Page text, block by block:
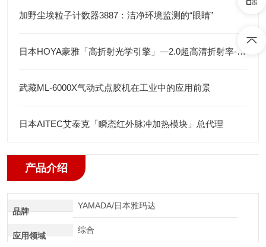
加野尘埃粒子计数器3887：洁净环境监测的“眼睛”
日本HOYA豪雅「高折射光学引擎」—2.0超高清折射率-总代理藤田光学
武藏ML-6000X气动式点胶机在工业中的应用前景
日本AITEC艾泰克「瞬态红外脉冲加热模块」总代理
产品介绍
品牌
YAMADA/日本雅玛达
应用领域
综合